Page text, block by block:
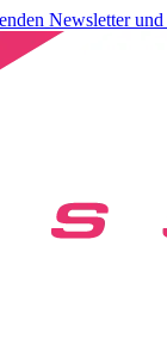
Newsletter und